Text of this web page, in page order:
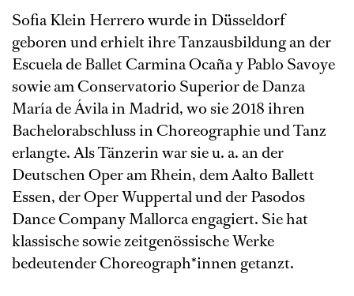
Sofia Klein Herrero wurde in Düsseldorf
geboren und erhielt ihre Tanzausbildung an der
Escuela de Ballet Carmina Ocaña y Pablo Savoye
sowie am Conservatorio Superior de Danza
María de Ávila in Madrid, wo sie 2018 ihren
Bachelorabschluss in Choreographie und Tanz
erlangte. Als Tänzerin war sie u. a. an der
Deutschen Oper am Rhein, dem Aalto Ballett
Essen, der Oper Wuppertal und der Pasodos
Dance Company Mallorca engagiert. Sie hat
klassische sowie zeitgenössische Werke
bedeutender Choreograph*innen getanzt.